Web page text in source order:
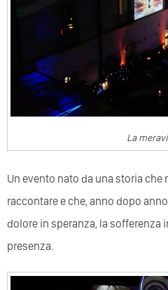
La
Un evento nato da una storia
raccontare e che, anno dopo
dolore in speranza, la sofferenza
presenza.